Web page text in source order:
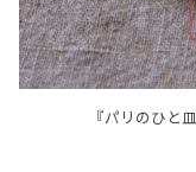
『パリのひと